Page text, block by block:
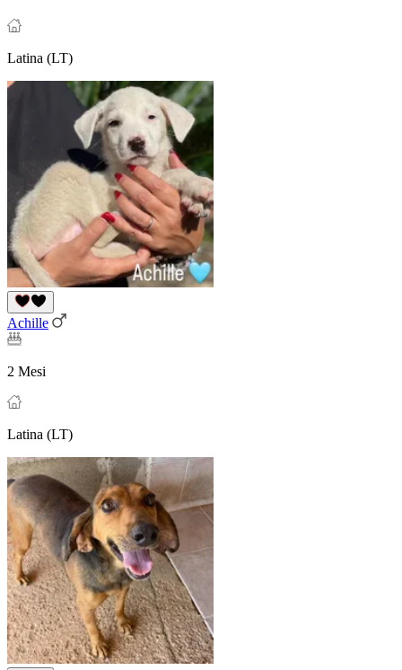
Latina (LT)
Achille
2 Mesi
Latina (LT)